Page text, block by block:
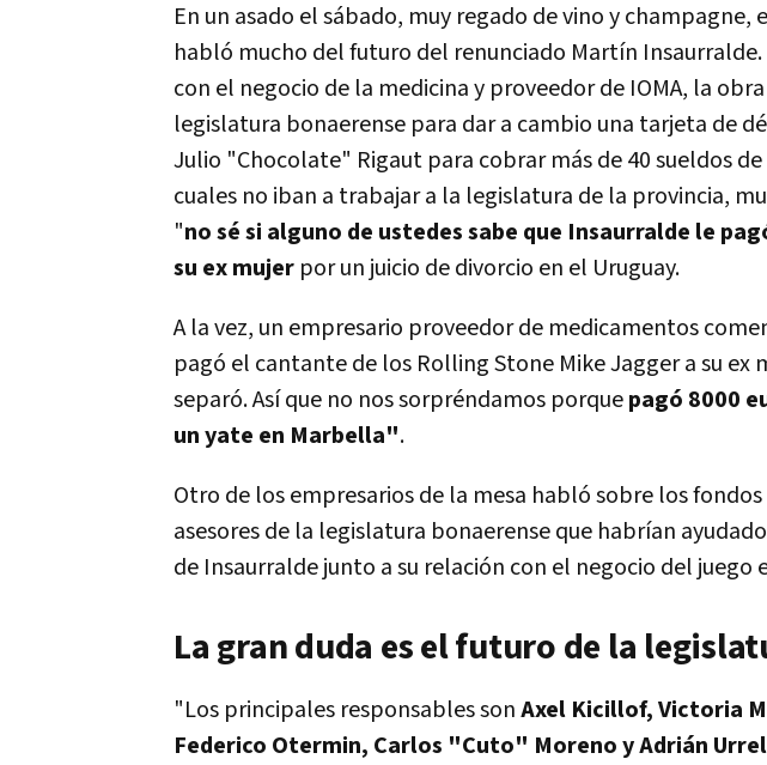
En un asado el sábado, muy regado de vino y champagne,
habló mucho del futuro del renunciado Martín
con el negocio de la medicina y proveedor de IOMA, la
legislatura bonaerense para dar a cambio una tarjeta de
Julio "Chocolate" Rigaut para cobrar más de 40 sueldos
cuales no iban a trabajar a la legislatura de la provincia,
"no sé si alguno de ustedes sabe que Insaurralde le
su ex mujer por un juicio de divorcio en el Uruguay.
A la vez, un empresario proveedor de medicamentos
pagó el cantante de los Rolling Stone Mike Jagger a su ex
separó. Así que no nos sorpréndamos porquepagó 8000
un yate en Marbella".
Otro de los empresarios de la mesa habló sobre los
asesores de la legislatura bonaerense que habrían
de Insaurralde junto a su relación con el negocio del juego
La gran duda es el futuro de la
"Los principales responsables sonAxel Kicillof, Victoria
Federico Otermin, Carlos "Cuto" Moreno y Adrián